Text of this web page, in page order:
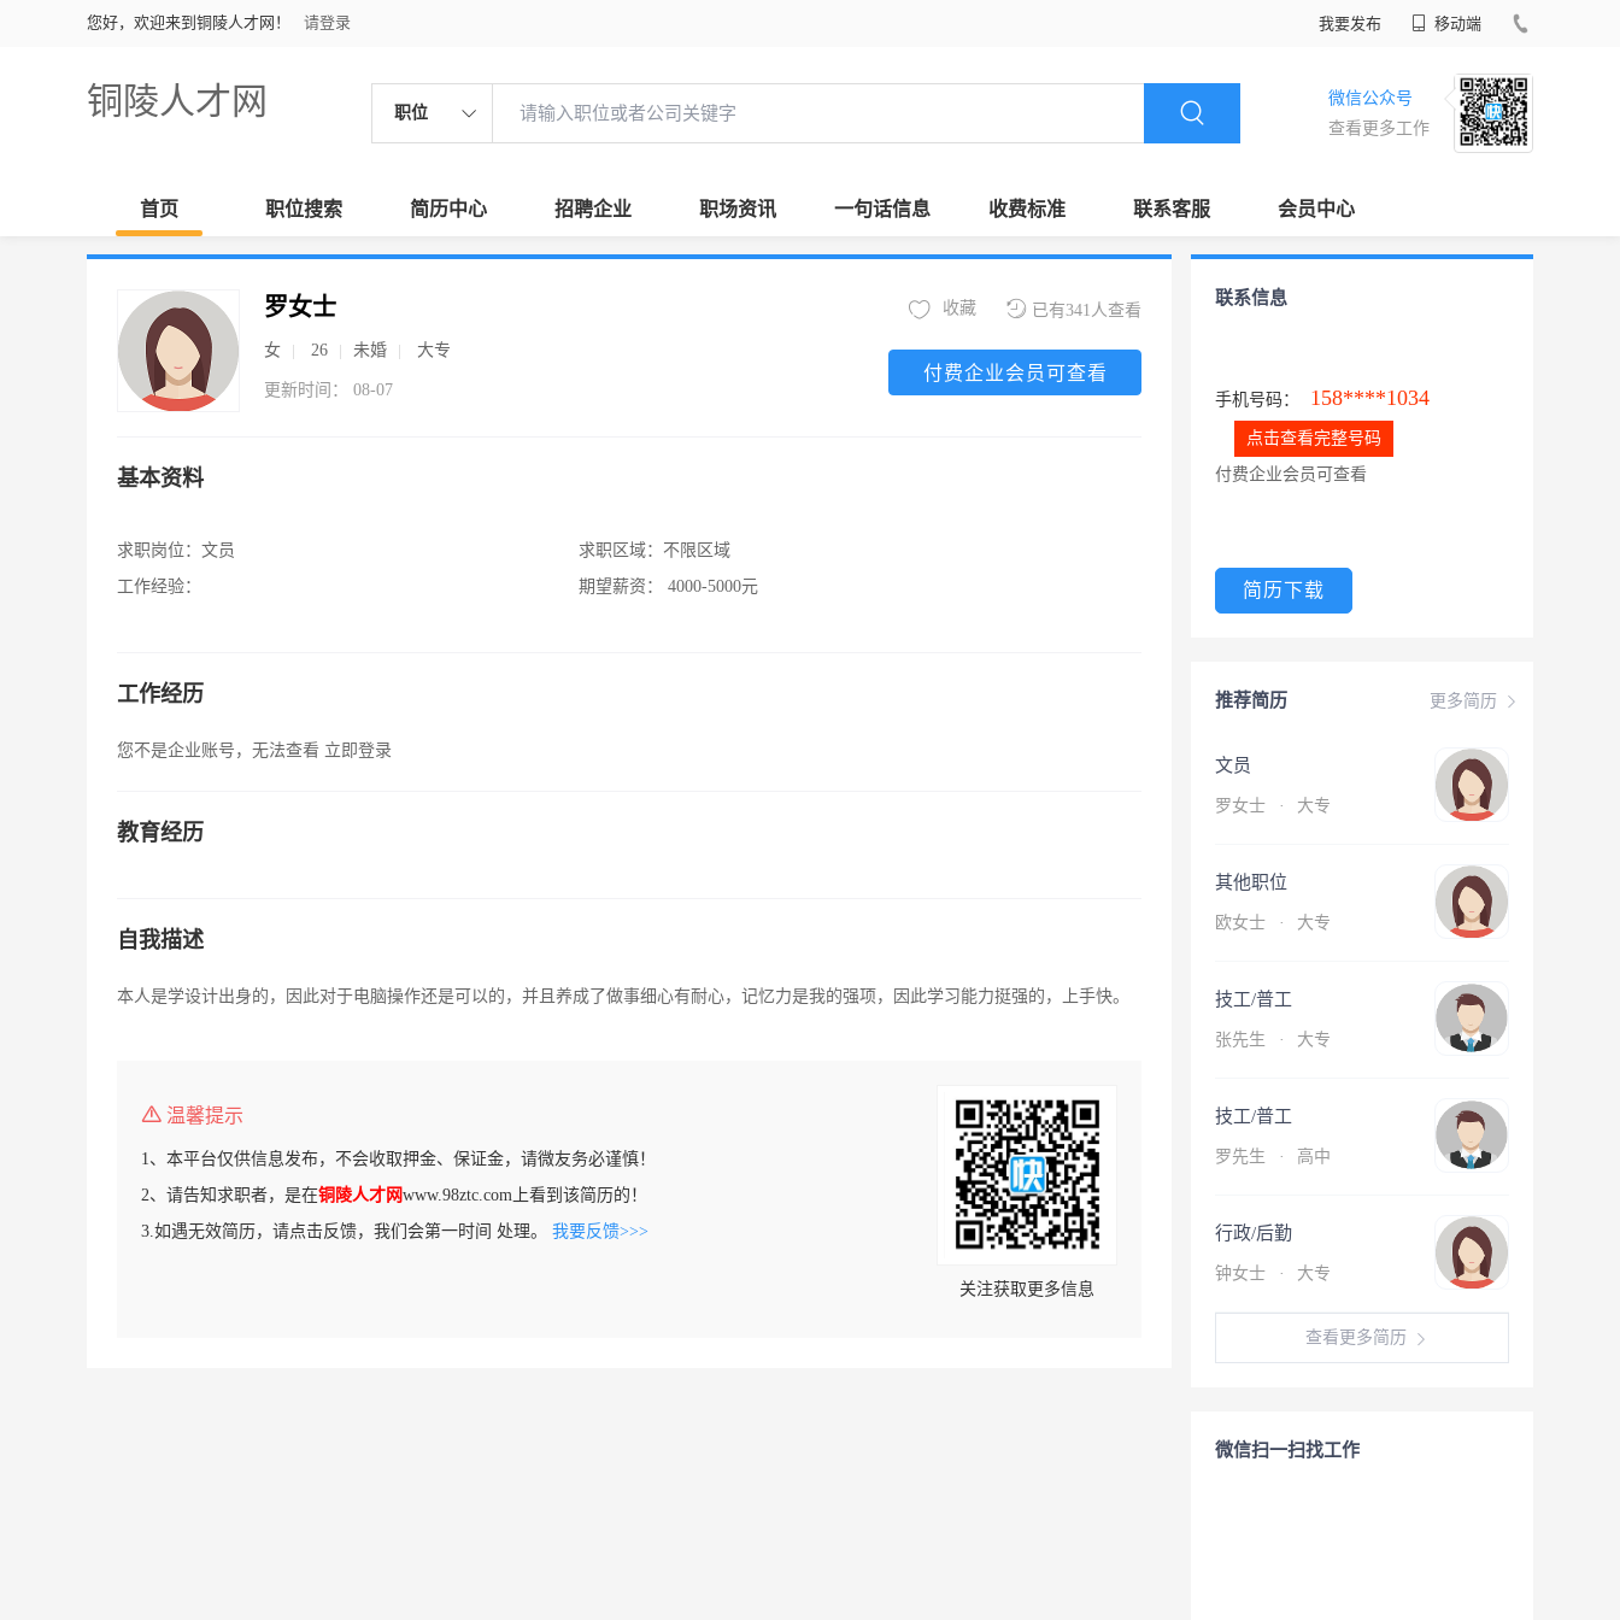
您好，欢迎来到铜陵人才网！ 请登录 我要发布 移动端
铜陵人才网 职位
微信公众号
查看更多工作
首页 职位搜索 简历中心 招聘企业 职场资讯 一句话信息 收费标准 联系客服 会员中心
罗女士
女 26 未婚 大专
更新时间： 08-07
已有341人查看
收藏
付费企业会员可查看
基本资料
求职岗位： 文员
工作经验：
求职区域： 不限区域
期望薪资：
4000-5000元
工作经历
您不是企业账号，无法查看 立即登录
教育经历
自我描述
本人是学设计出身的，因此对于电脑操作还是可以的，并且养成了做事细心有耐心，记忆力是我的强项，因此学习能力挺强的，上手快。
温馨提示
1、本平台仅供信息发布，不会收取押金、保证金，请微友务必谨慎！
2、请告知求职者，是在铜陵人才网www.98ztc.com上看到该简历的！
3.如遇无效简历，请点击反馈，我们会第一时间 处理。 我要反馈>>>
关注获取更多信息
联系信息
手机号码： 158****1034
点击查看完整号码
付费企业会员可查看
简历下载
更多简历
推荐简历
文员
罗女士 · 大专
其他职位
欧女士 · 大专
技工/普工
张先生 · 大专
技工/普工
罗先生 · 高中
行政/后勤
钟女士 · 大专
查看更多简历
微信扫一扫找工作